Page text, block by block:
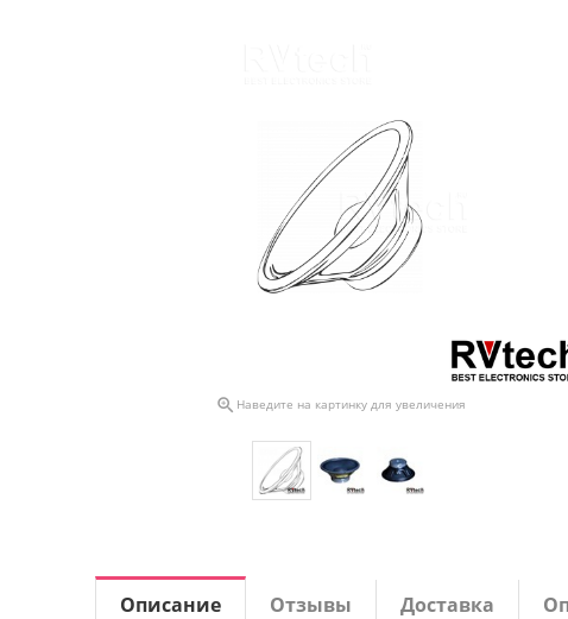
 Наведите на картинку для увеличения
Описание Отзывы Доставка